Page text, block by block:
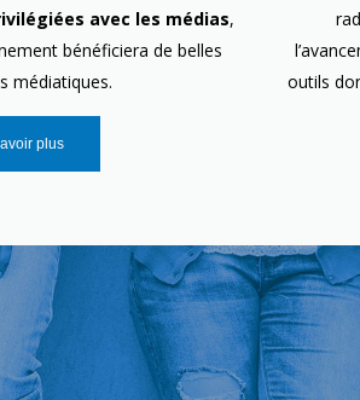
avec les médias,
bénéficiera de belles
médiatiques.
plus
outils